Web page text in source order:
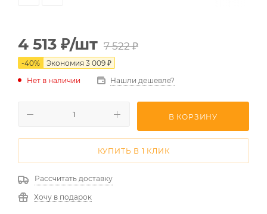
4 513 ₽/шт 7 522₽
-40% Экономия 3 009 ₽
Нет в наличии
Нашли дешевле?
В КОРЗИНУ
КУПИТЬ В 1 КЛИК
Рассчитать доставку
Хочу в подарок